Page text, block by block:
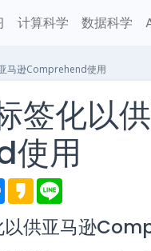
计算科学 数据科学
马逊Comprehend使用
签化以
用
M
e
s
e
K
a
a
o
e
以供亚马逊